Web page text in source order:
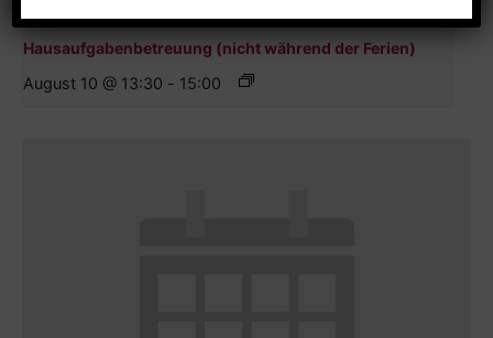
Hausaufgabenbetreuung (nicht während der Ferien)
August 10 @ 13:30 - 15:00